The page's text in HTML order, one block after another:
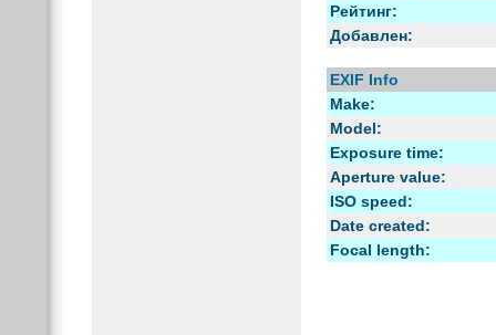
Рейтинг:
Добавлен:
EXIF Info
Make:
Model:
Exposure time:
Aperture value:
ISO speed:
Date created:
Focal length: